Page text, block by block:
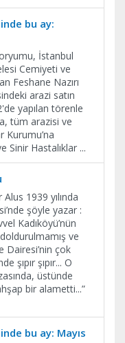
bu ay:
İstanbul
Cemiyeti ve
Feshane Nazırı
arazi satın
yapılan törenle
tüm arazisi ve
Kurumu’na
Sinir Hastalıklar ...
1939 yılında
şöyle yazar :
Kadıköyü’nün
ve
Dairesi’nin çok
şıpır şıpır... O
üstünde
bir alametti...”
bu ay: Mayıs